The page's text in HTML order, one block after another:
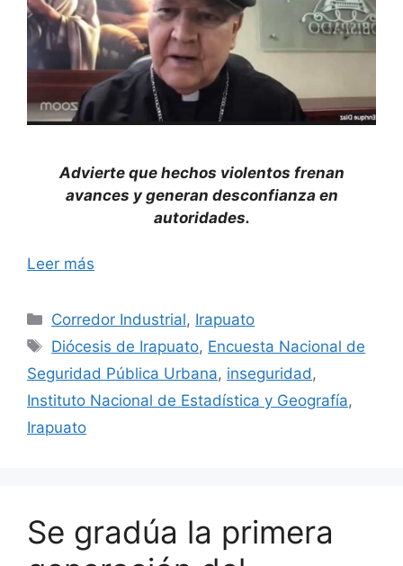
Advierte que hechos violentos frenan
avances y generan desconfianza en
autoridades.
Leer más
Categorías
Corredor Industrial, Irapuato
Etiquetas
Diócesis de Irapuato, Encuesta Nacional de
Seguridad Pública Urbana, inseguridad ,
Instituto Nacional de Estadística y Geografía,
Irapuato
Se gradúa la primera